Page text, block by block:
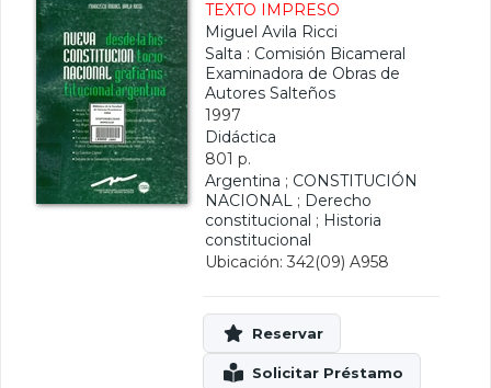
TEXTO IMPRESO
Miguel Avila Ricci
Salta : Comisión Bicameral
Examinadora de Obras de
Autores Salteños
1997
Didáctica
801 p.
Argentina ; CONSTITUCIÓN
NACIONAL ; Derecho
constitucional ; Historia
constitucional
Ubicación: 342(09) A958